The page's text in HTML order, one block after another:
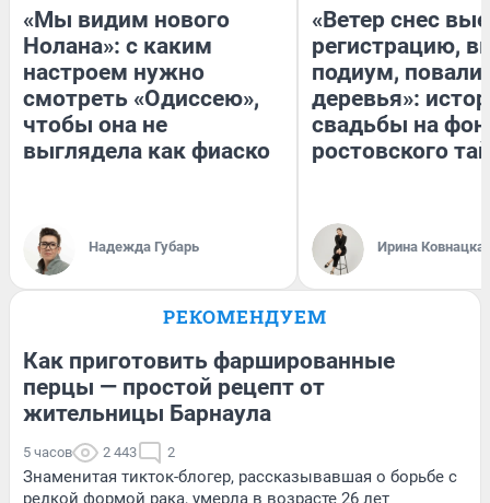
«Мы видим нового
Нолана»: с каким
настроем нужно
смотреть «Одиссею»,
чтобы она не
выглядела как фиаско
Надежда Губарь
«Ветер снес
регистрацию,
подиум,
деревья»:
свадьбы на
ростовского
Ирина
РЕКОМЕНДУЕМ
Как приготовить фаршированные
перцы — простой рецепт от
жительницы Барнаула
5 часов 2 443 2
Знаменитая тикток-блогер, рассказывавшая о борьбе с
редкой формой рака, умерла в возрасте 26 лет